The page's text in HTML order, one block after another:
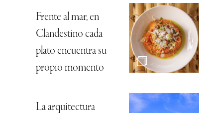
Frente al mar, en
Clandestino cada
plato encuentra su
propio momento
La arquitectura